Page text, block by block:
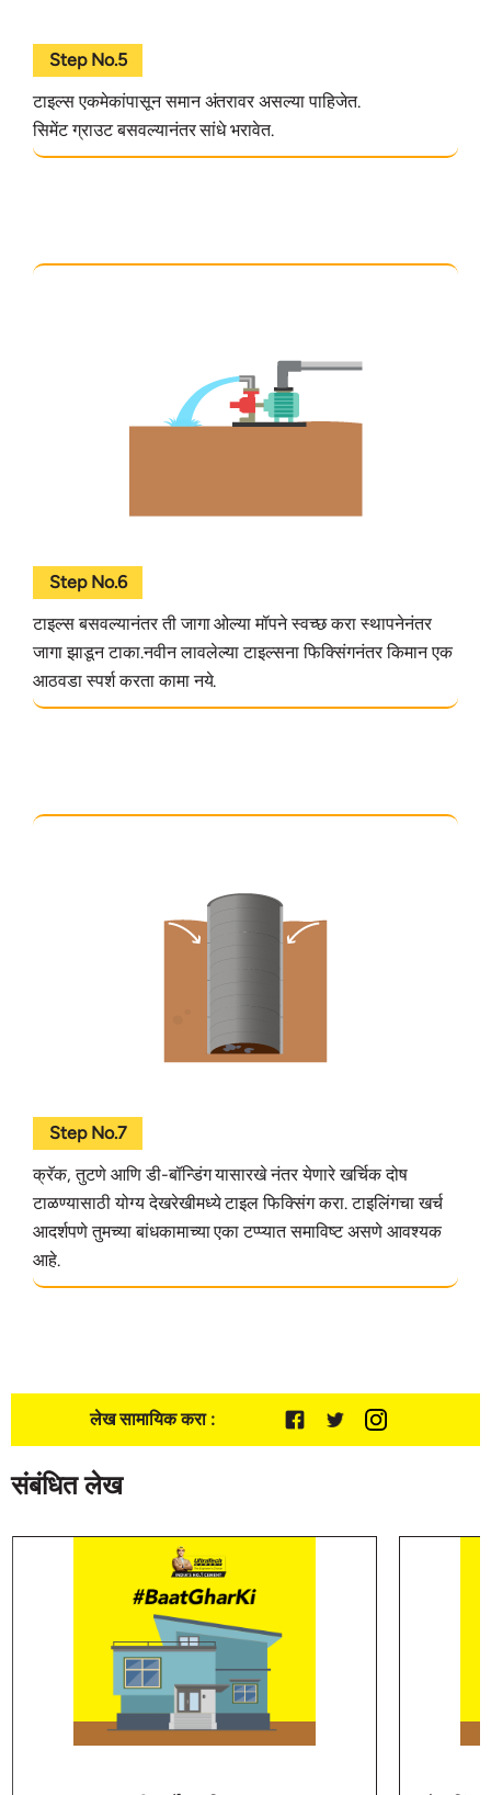
Step No.5
टाइल्स एकमेकांपासून समान अंतरावर असल्या पाहिजेत.
सिमेंट ग्राउट बसवल्यानंतर सांधे भरावेत.
Step No.6
टाइल्स बसवल्यानंतर ती जागा ओल्या मॉपने स्वच्छ करा स्थापनेनंतर
जागा झाडून टाका.नवीन लावलेल्या टाइल्सना फिक्सिंगनंतर किमान एक
आठवडा स्पर्श करता कामा नये.
Step No.7
क्रॅक, तुटणे आणि डी-बॉन्डिंग यासारखे नंतर येणारे खर्चिक दोष
टाळण्यासाठी योग्य देखरेखीमध्ये टाइल फिक्सिंग करा. टाइलिंगचा खर्च
आदर्शपणे तुमच्या बांधकामाच्या एका टप्प्यात समाविष्ट असणे आवश्यक
आहे.
लेख सामायिक करा :
संबंधित लेख